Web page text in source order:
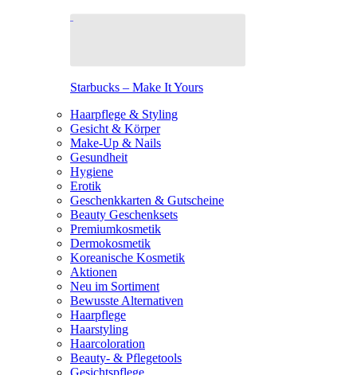
Starbucks – Make It Yours
Haarpflege & Styling
Gesicht & Körper
Make-Up & Nails
Gesundheit
Hygiene
Erotik
Geschenkkarten & Gutscheine
Beauty Geschenksets
Premiumkosmetik
Dermokosmetik
Koreanische Kosmetik
Aktionen
Neu im Sortiment
Bewusste Alternativen
Haarpflege
Haarstyling
Haarcoloration
Beauty- & Pflegetools
Gesichtspflege